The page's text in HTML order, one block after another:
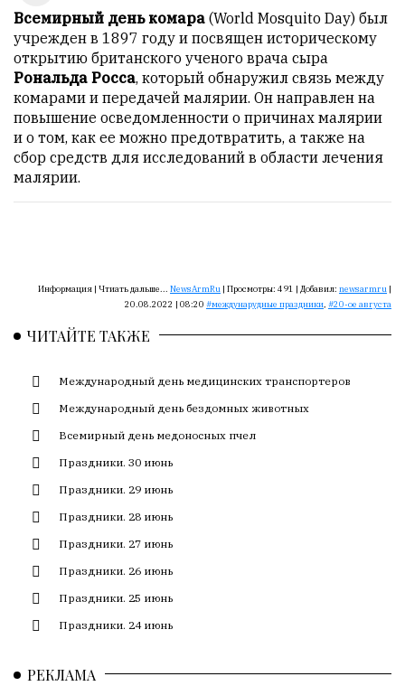
Пользователей:
0
НАШИ
ПРАВИЛА
Тонкие
материалы
Сайт
большим
но
Редакция
лезет
авторские
не
кромсает
их
искажает
Всемирный день комара (World Mosquito Day) был
учрежден в 1897 году и посвящен историческому
открытию британского ученого врача сыра
Рональда Росса, который обнаружил связь между
комарами и передачей малярии. Он направлен на
повышение осведомленности о причинах малярии
и о том, как ее можно предотвратить, а также на
сбор средств для исследований в области лечения
малярии.
Информация | Чтиать дальше... NewsArmRu | Просмотры: 491 | Добавил: newsarmru |
20.08.2022 | 08:20
междунарудные праздники, 20-ое августа
ЧИТАЙТЕ ТАКЖЕ
Международный день медицинских транспортеров
Международный день бездомных животных
Всемирный день медоносных пчел
Праздники. 30 июнь
Праздники. 29 июнь
Праздники. 28 июнь
Праздники. 27 июнь
Праздники. 26 июнь
Праздники. 25 июнь
Праздники. 24 июнь
РЕКЛАМА